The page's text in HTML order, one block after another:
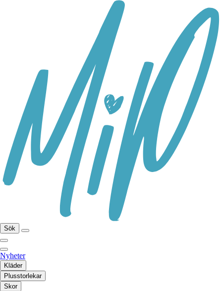
Sök
Nyheter
Kläder
Plusstorlekar
Skor